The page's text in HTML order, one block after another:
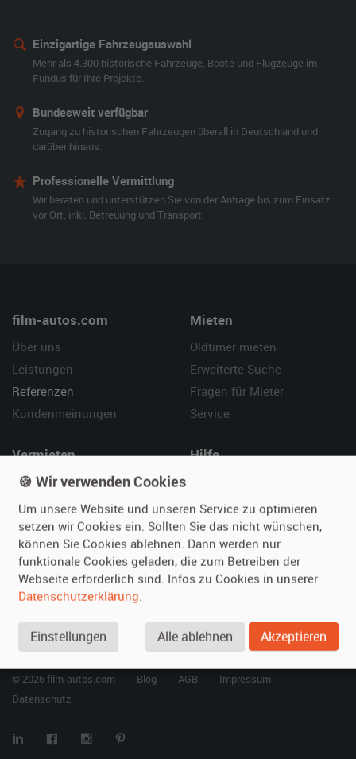
Einzigartige Fahrzeugauswahl
Mehr als 4.300 historische Fahrzeuge, Boote und Flugzeuge im
Fundus für Ihre Projekte.
Bundesweit verfügbar
Zugang zu historischen Fahrzeugen überall in Deutschland und
darüber hinaus.
Professionelle Vermittlung
Wir beraten und unterstützen Sie von der Anfrage bis zum Einsatz
vor Ort, inkl. Betreuung und Transport.
film-autos.com
Über uns
Leistungen
Referenzen
Kundenmeinungen
Mieten
Oldtimer mieten
Erweiterte Suche
Fragen für Mieter
Service
Vermieten
Oldtimer anmelden
Fotos senden
Fragen für Vermieter
Inserat verwalten
Hilfe
So funktioniert's
Kontakt
SPECIAL
Berühmte Filmautos –
unsere Top 10 ...
© 2026 film-autos.com Blog AGB
Impressum
Datenschutz
🍪 Wir verwenden Cookies
Um unsere Website und unseren Service zu optimieren
setzen wir Cookies ein. Sollten Sie das nicht wünschen,
können Sie Cookies ablehnen. Dann werden nur
funktionale Cookies geladen, die zum Betreiben der
Webseite erforderlich sind. Infos zu Cookies in unserer
Datenschutzerklärung.
Einstellungen Alle ablehnen Akzeptieren